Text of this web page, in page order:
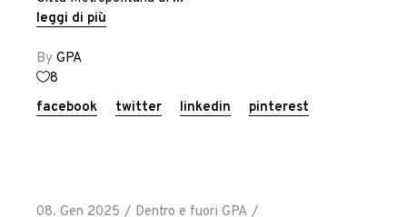
leggi di più
By GPA
8
facebook
twitter linkedin pinterest
08. Gen 2025
Dentro e fuori GPA